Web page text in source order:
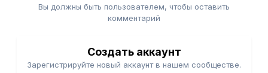
Вы должны быть пользователем, чтобы оставить
комментарий
Создать аккаунт
Зарегистрируйте новый аккаунт в нашем сообществе.